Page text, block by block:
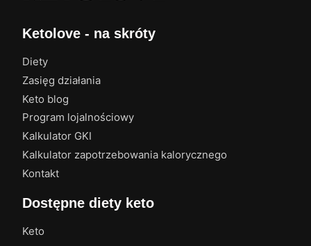
Ketolove - na skróty
Diety
Zasięg działania
Keto blog
Program lojalnościowy
Kalkulator GKI
Kalkulator zapotrzebowania kalorycznego
Kontakt
Dostępne diety keto
Keto